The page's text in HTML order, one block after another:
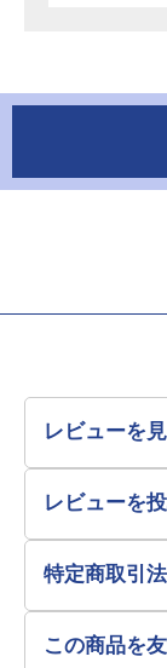
レビューを
レビューを
特定商取引
この商品を